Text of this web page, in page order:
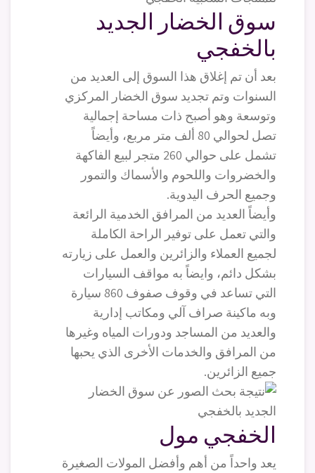
سوق الخضار الجديد
بالخفجي
بعد أن تم إغلاق هذا السوق إلى العديد من
السنوات وتم تجديد سوق الخضار المركزي
وتوسعة وهو أصبح ذات مساحة إجمالية
تصل لحوالي 80 ألف متر مربع، وأيضاً
تشمل على حوالي 260 متجر لبيع الفاكهة
والخضروات واللحوم والأسماك والتمور
وجميع الحرف اليدوية.
وأيضاً العديد من المرافق الخدمية الرائعة
والتي تعمل على توفير الراحة الكاملة
لجميع العملاء والزائرين والعمل على زيارته
بشكل دائم، وايضاً به مواقف السيارات
التي تساعد في وقوف صفوف 860 سيارة
وبه ماكينة صراف آلي ومكاتب إدارية
والعديد من المساجد ودورات المياه وغيرها
من المرافق والخدمات الأخرى الذي يحبها
جميع الزائرين.
الخفجي مول
يعد واحداً من أهم وأفضل المولات الصغيرة